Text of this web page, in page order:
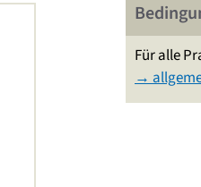
Für alle
→